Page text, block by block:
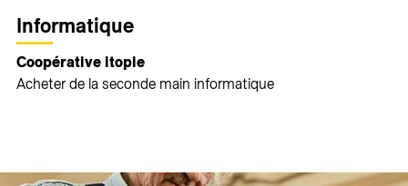
Informatique
Coopérative itopie
Acheter de la seconde main informatique